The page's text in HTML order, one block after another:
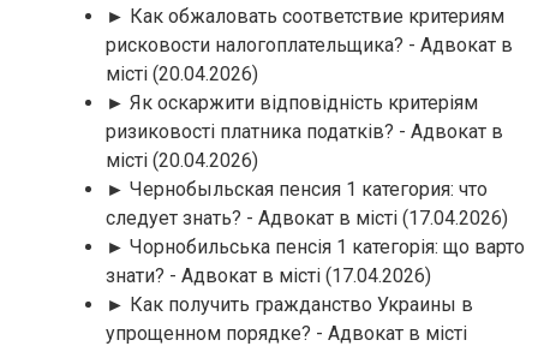
► Как обжаловать соответствие критериям
рисковости налогоплательщика? - Адвокат в
місті (20.04.2026)
► Як оскаржити відповідність критеріям
ризиковості платника податків? - Адвокат в
місті (20.04.2026)
► Чернобыльская пенсия 1 категория: что
следует знать? - Адвокат в місті (17.04.2026)
► Чорнобильська пенсія 1 категорія: що варто
знати? - Адвокат в місті (17.04.2026)
► Как получить гражданство Украины в
упрощенном порядке? - Адвокат в місті